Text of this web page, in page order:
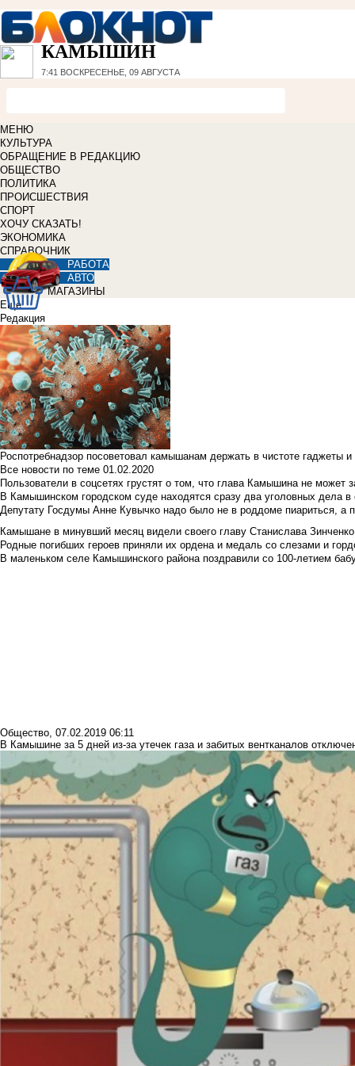
КАМЫШИН
7:41 ВОСКРЕСЕНЬЕ, 09 АВГУСТА
МЕНЮ
КУЛЬТУРА
ОБРАЩЕНИЕ В РЕДАКЦИЮ
ОБЩЕСТВО
ПОЛИТИКА
ПРОИСШЕСТВИЯ
СПОРТ
ХОЧУ СКАЗАТЬ!
ЭКОНОМИКА
СПРАВОЧНИК
РАБОТА
АВТО
МАГАЗИНЫ
Еще
Редакция
Роспотребнадзор посоветовал камышанам держать в чистоте гаджеты
Все новости по теме 01.02.2020
Пользователи в соцсетях грустят о том, что глава Камышина не может
В Камышинском городском суде находятся сразу два уголовных дела
Депутату Госдумы Анне Кувычко надо было не в роддоме пиариться, а
Камышане в минувший месяц видели своего главу Станислава Зинченко
Родные погибших героев приняли их ордена и медаль со слезами и
В маленьком селе Камышинского района поздравили со 100-летием
Общество, 07.02.2019 06:11
В Камышине за 5 дней из-за утечек газа и забитых вентканалов